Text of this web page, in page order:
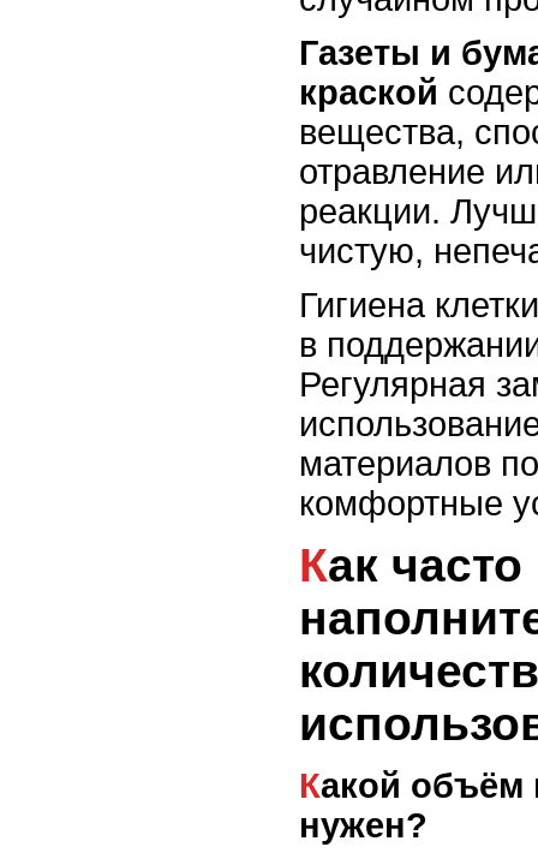
Газеты и
краской
вещества,
отравление
реакции.
чистую,
Гигиена
в
Регулярная
материалов
комфортные
Как часто нужно менять
Какой объём наполнителя
нужен?